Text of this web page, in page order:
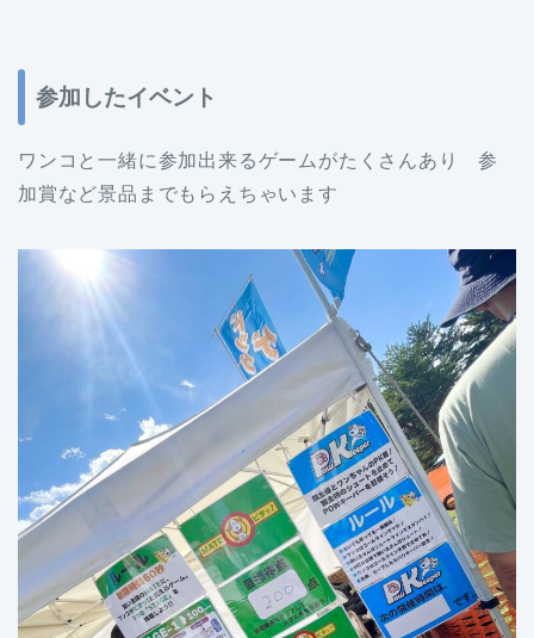
参加したイベント
ワンコと一緒に参加出来るゲームがたくさんあり 参
加賞など景品までもらえちゃいます